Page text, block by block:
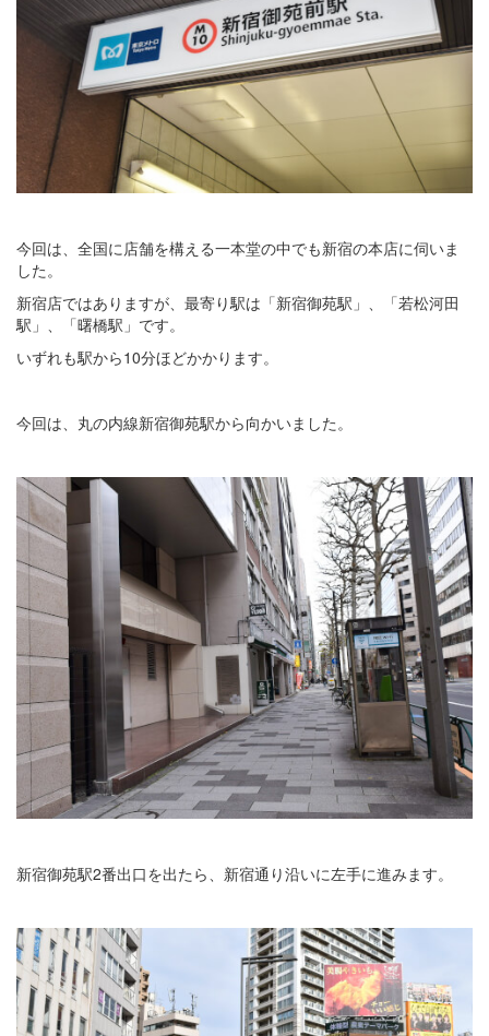
今回は、全国に店舗を構える一本堂の中でも新宿の本店に伺いま
した。
新宿店ではありますが、最寄り駅は「新宿御苑駅」、「若松河田
駅」、「曙橋駅」です。
いずれも駅から10分ほどかかります。
今回は、丸の内線新宿御苑駅から向かいました。
新宿御苑駅2番出口を出たら、新宿通り沿いに左手に進みます。